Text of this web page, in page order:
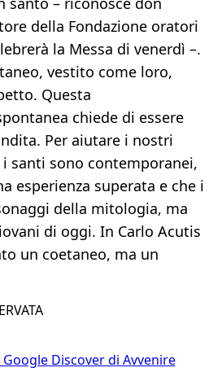
della Fondazione oratori
la Messa di venerdì –.
vestito come loro,
Questa
chiede di essere
Per aiutare i nostri
i santi sono contemporanei,
esperienza superata e che i
della mitologia, ma
di oggi. In Carlo Acutis
un coetaneo, ma un
Discover di Avvenire